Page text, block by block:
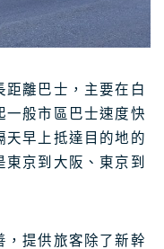
距離巴士，主要在白
一般市區巴士速度快
天早上抵達目的地的
京到大阪、東京到
，提供旅客除了新幹